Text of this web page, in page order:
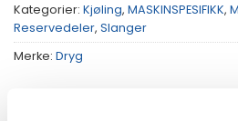
Kategorier: Kjøling, MASKINSPESIFIKK,
Reservedeler, Slanger
Merke: Dryg